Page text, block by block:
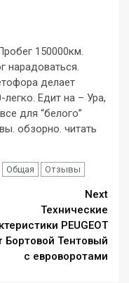
150000км.
нарадоваться.
делает
Едит на – Ура,
для “белого”
обзорно. читать
Общая Отзывы
Next
Технические
PEUGEOT
Бортовой Тентовый
с евроворотами